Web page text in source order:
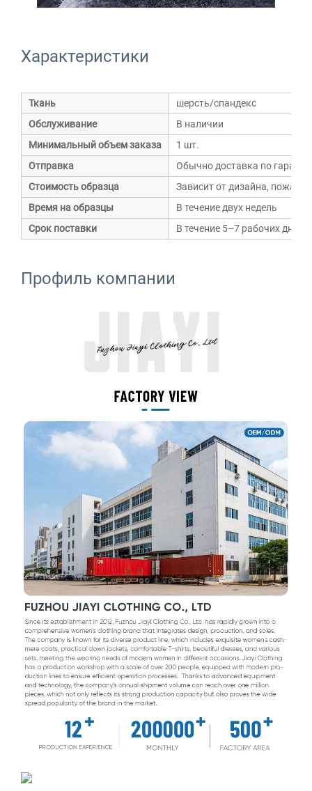
Характеристики
Ткань
шерсть/спандекс
Обслуживание
В наличии
Минимальный объем заказа
1 шт.
Отправка
Обычно доставка по
Стоимость образца
Зависит от дизайна,
Время на образцы
В течение двух недель
Срок поставки
В течение 5–7 рабочих дней
Профиль компании